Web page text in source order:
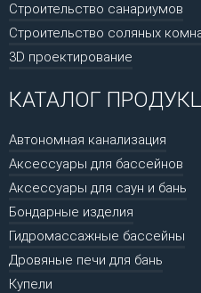
Строительство санариумов
Строительство соляных
3D проектирование
КАТАЛОГ
Автономная канализация
Аксессуары для бассейнов
Аксессуары для саун и бань
Бондарные изделия
Гидромассажные бассейны
Дровяные печи для бань
Купели